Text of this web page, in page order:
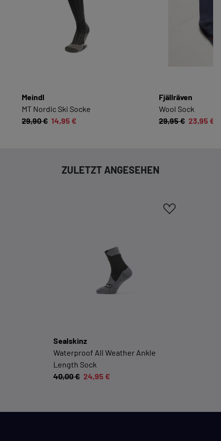
KOMFORTFUNKTIONEN
Wir möchten die Bedienung dieses Shops für
EXTERN
Inhalte von externen Dienstleistern wie Google,
Meindl
MT Nordic Ski Socke
29,90 € 14,95 €
Fjällräven
Wool Sock
29,95 € 23,95 €
ZULETZT ANGESEHEN
Sealskinz
Waterproof All Weather Ankle
Length Sock
40,00 € 24,95 €